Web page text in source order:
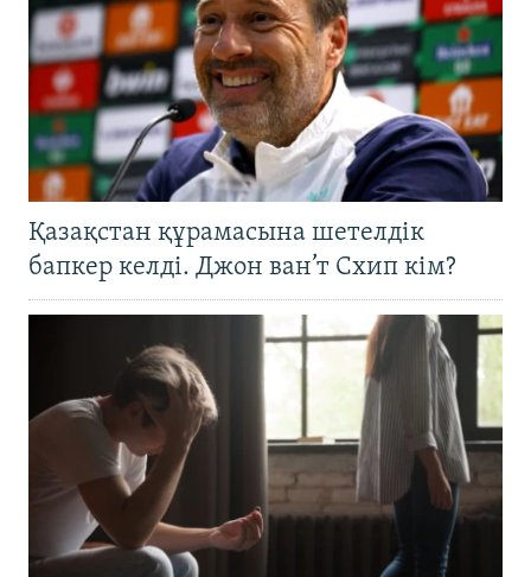
Қазақстан құрамасына шетелдік
бапкер келді. Джон ван’т Схип кім?